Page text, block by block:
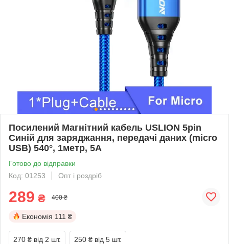
Посилений Магнітний кабель USLION 5pin
Синій для заряджання, передачі даних (micro
USB) 540°, 1метр, 5A
Готово до відправки
Код: 01253
Опт і роздріб
289 ₴ 400 ₴
Економія 111 ₴
270 ₴ від 2 шт. 250 ₴ від 5 шт.